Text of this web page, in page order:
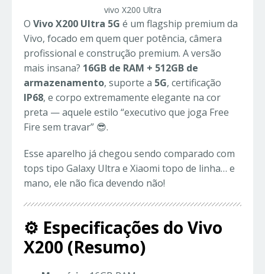
vivo X200 Ultra
O Vivo X200 Ultra 5G é um flagship premium da
Vivo, focado em quem quer potência, câmera
profissional e construção premium. A versão
mais insana? 16GB de RAM + 512GB de
armazenamento, suporte a 5G, certificação
IP68, e corpo extremamente elegante na cor
preta — aquele estilo “executivo que joga Free
Fire sem travar” 😎.
Esse aparelho já chegou sendo comparado com
tops tipo Galaxy Ultra e Xiaomi topo de linha… e
mano, ele não fica devendo não!
⚙️ Especificações do Vivo
X200 (Resumo)